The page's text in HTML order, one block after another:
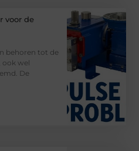
voor de
behoren tot de
ook wel
De